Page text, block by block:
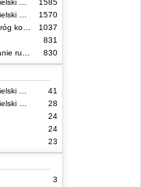
English for railway work : język angielski dla kolejarzy - podręcznik dla początkujących
1585
English for railway work : język angielski dla kolejarzy - podręcznik dla zaawansowanych
1570
Budowa, modernizacja i naprawy dróg kolejowych
1037
831
Ruch i przewozy kolejowe : sterowanie ruchem
830
English for railway work : język angielski dla kolejarzy - podręcznik dla zaawansowanych
41
English for railway work : język angielski dla kolejarzy - podręcznik dla początkujących
28
24
24
23
3